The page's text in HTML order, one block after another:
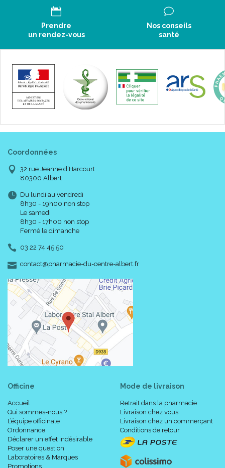
Prendre
un rendez-vous
Nos conseils
santé
Coordonnées
32 rue Jeanne d’Harcourt
80300 Albert
Du lundi au vendredi
8h30 - 19h00 non stop
Le samedi
8h30 - 17h00 non stop
Fermé le dimanche
03 22 74 45 50
contact-
@-
pharmacie-du-centre-albert.fr
Officine
Accueil
Qui sommes-nous ?
L’équipe officinale
Ordonnance
Déclarer un effet indésirable
Poser une question
Laboratoires & Marques
Promotions
Mode de livraison
Retrait dans la pharmacie
Livraison chez vous
Livraison chez un commerçant
Conditions de retour